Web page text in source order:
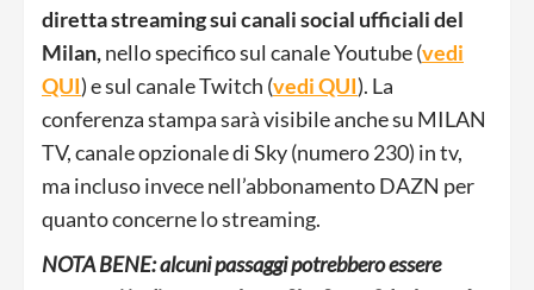
diretta streaming sui canali social ufficiali del
Milan,nello specifico sul canale Youtube (vedi
QUI) e sul canale Twitch (vedi QUI). La
conferenza stampa sarà visibile anche su MILAN
TV, canale opzionale di Sky (numero 230) in tv,
ma incluso invece nell’abbonamento DAZN per
quanto concerne lo streaming.
NOTA BENE: alcuni passaggi potrebbero essere